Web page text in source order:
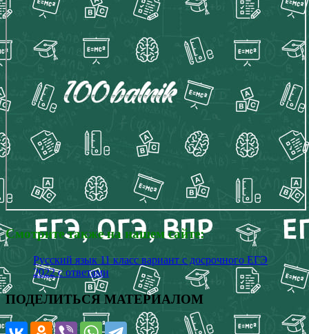
Смотрите также на нашем сайте:
Русский язык 11 класс вариант с досрочного ЕГЭ
2022 с ответами
ПОДЕЛИТЬСЯ МАТЕРИАЛОМ